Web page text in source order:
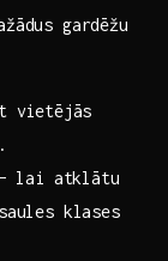
‍gardēžu
vietējās
lai atklātu
klases